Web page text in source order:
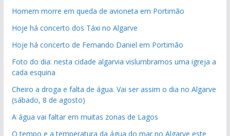
Homem morre em queda de avioneta em Portimão
Hoje há concerto dos Táxi no Algarve
Hoje há concerto de Fernando Daniel em Portimão
Foto do dia: nesta cidade algarvia vislumbramos uma igreja a
cada esquina
Cheiro a droga e falta de água. Vai ser assim o dia no Algarve
(sábado, 8 de agosto)
A água vai faltar em muitas zonas de Lagos
O tempo e a temperatura da água do mar no Algarve este